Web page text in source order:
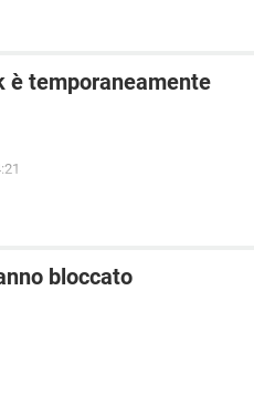
è temporaneamente
bloccato